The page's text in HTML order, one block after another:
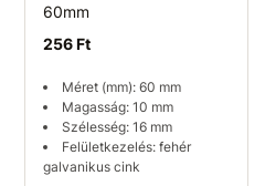
60mm
256 Ft
Méret (mm): 60 mm
Magasság: 10 mm
Szélesség: 16 mm
Felületkezelés: fehér
galvanikus cink